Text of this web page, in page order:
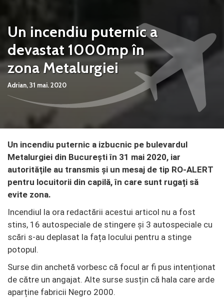
Un incendiu puternic a
devastat 1000mp în
zona Metalurgiei
Adrian,31 mai. 2020
Un incendiu puternic a izbucnic pe bulevardul
Metalurgiei din București în 31 mai 2020, iar
autoritățile au transmis și un mesaj de tip RO-ALERT
pentru locuitorii din capilă, în care sunt rugați să
evite zona.
Incendiul la ora redactării acestui articol nu a fost
stins, 16 autospeciale de stingere și 3 autospeciale cu
scări s-au deplasat la fața locului pentru a stinge
potopul.
Surse din anchetă vorbesc că focul ar fi pus intenționat
de către un angajat. Alte surse susțin că hala care arde
aparține fabricii Negro 2000.